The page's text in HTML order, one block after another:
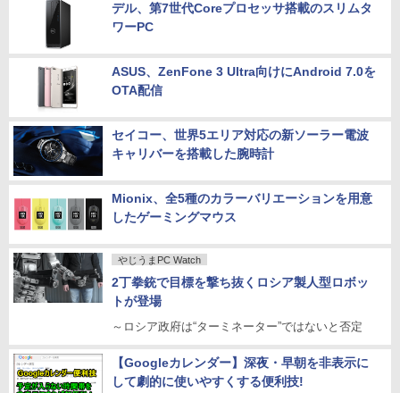
デル、第7世代Coreプロセッサ搭載のスリムタ
ワーPC
ASUS、ZenFone 3 Ultra向けにAndroid 7.0を
OTA配信
セイコー、世界5エリア対応の新ソーラー電波
キャリバーを搭載した腕時計
Mionix、全5種のカラーバリエーションを用意
したゲーミングマウス
やじうまPC Watch
2丁拳銃で目標を撃ち抜くロシア製人型ロボッ
トが登場
～ロシア政府は“ターミネーター”ではないと否定
【Googleカレンダー】深夜・早朝を非表示に
して劇的に使いやすくする便利技!